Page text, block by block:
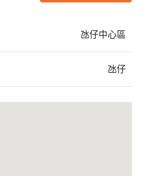
氹仔中心區
氹仔